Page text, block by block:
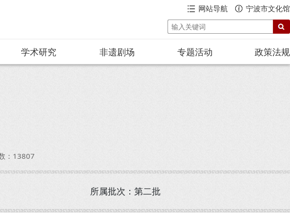
宁波市文化馆
网站导航
学术研究 非遗剧场 专题活动 政策法规
：13807
所属批次：第二批